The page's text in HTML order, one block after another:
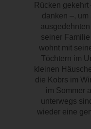
Rücken gekehrt
danken –,
seiner
wohnt mit
Töchtern im
kleinen
die Kobrs im
im Sommer
unterwegs
wieder eine